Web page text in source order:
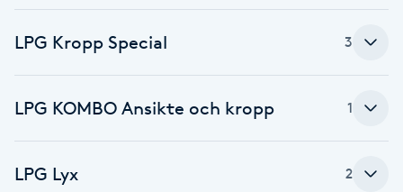
Bottenfärg
Brynformning
LPG Kropp Special 3
LPG KOMBO Ansikte och kropp 1
LPG Lyx 2